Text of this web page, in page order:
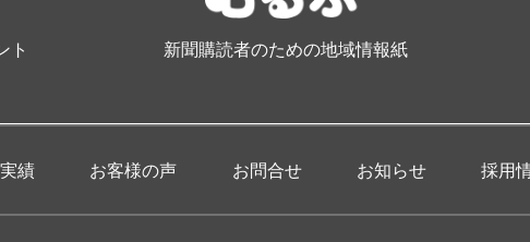
ト 新聞購読者のための地域情報紙
績 お客様の声 お問合せ お知らせ 採用